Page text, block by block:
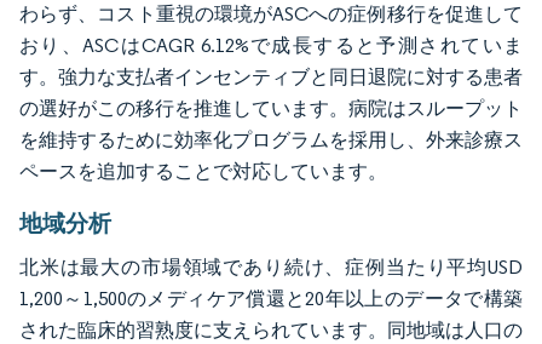
わらず、コスト重視の環境がASCへの症例移行を促進して
おり、ASCはCAGR 6.12%で成長すると予測されていま
す。強力な支払者インセンティブと同日退院に対する患者
の選好がこの移行を推進しています。病院はスループット
を維持するために効率化プログラムを採用し、外来診療ス
ペースを追加することで対応しています。
地域分析
北米は最大の市場領域であり続け、症例当たり平均USD
1,200～1,500のメディケア償還と20年以上のデータで構築
された臨床的習熟度に支えられています。同地域は人口の